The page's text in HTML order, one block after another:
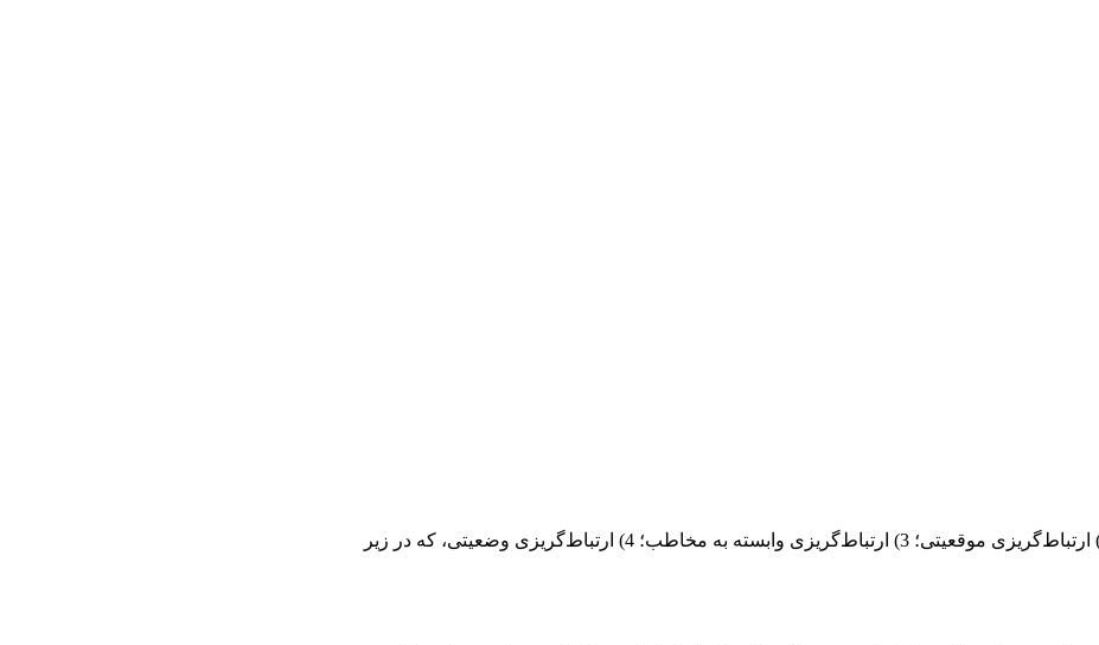
ارتباط‌گریزی انواع مختلفی دارد: 1) ارتباط‌گریزی شخصیتی؛ 2) ارتباط‌گریزی موقعیتی؛ 3) ارتباط‌گریزی وابسته به مخاطب؛ 4) ارتباط‌گریزی وضعیتی، که در زیر